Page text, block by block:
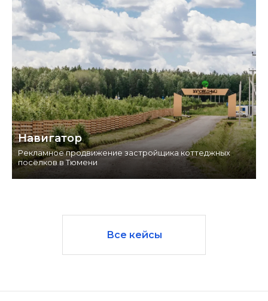
Навигатор
Рекламное продвижение застройщика коттеджных
посёлков в Тюмени
Все кейсы